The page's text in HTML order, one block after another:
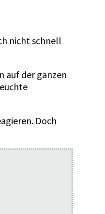
nicht schnell
auf der ganzen
Doch